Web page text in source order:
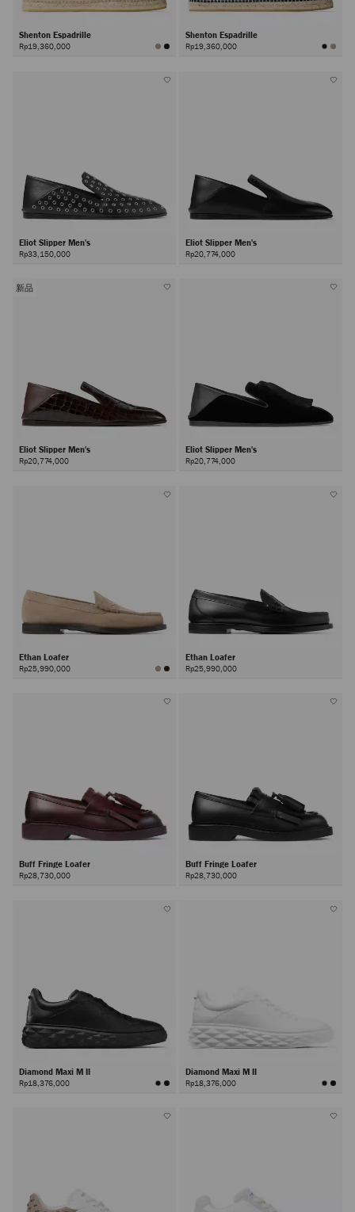
Shenton Espadrille
Rp19,360,000
Shenton Espadrille
Rp19,360,000
Eliot Slipper Men's
Rp33,150,000
Eliot Slipper Men's
Rp20,774,000
新品
Eliot Slipper Men's
Rp20,774,000
Eliot Slipper Men's
Rp20,774,000
Ethan Loafer
Rp25,990,000
Ethan Loafer
Rp25,990,000
Buff Fringe Loafer
Rp28,730,000
Buff Fringe Loafer
Rp28,730,000
Diamond Maxi M II
Rp18,376,000
Diamond Maxi M II
Rp18,376,000